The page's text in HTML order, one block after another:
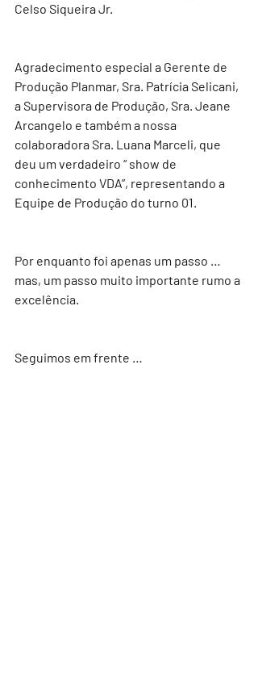
Celso Siqueira Jr.
Agradecimento especial a Gerente de
Produção Planmar, Sra. Patrícia Selicani,
a Supervisora de Produção, Sra. Jeane
Arcangelo e também a nossa
colaboradora Sra. Luana Marceli, que
deu um verdadeiro “ show de
conhecimento VDA”, representando a
Equipe de Produção do turno 01.
Por enquanto foi apenas um passo …
mas, um passo muito importante rumo a
excelência.
Seguimos em frente …